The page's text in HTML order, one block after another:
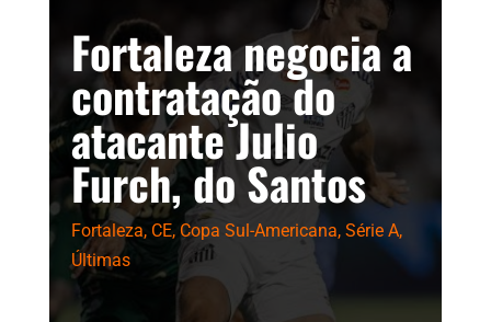
Fortaleza negocia a
contratação do
atacante Julio
Furch, do Santos
Fortaleza, CE, Copa Sul-Americana, Série A,
Últimas